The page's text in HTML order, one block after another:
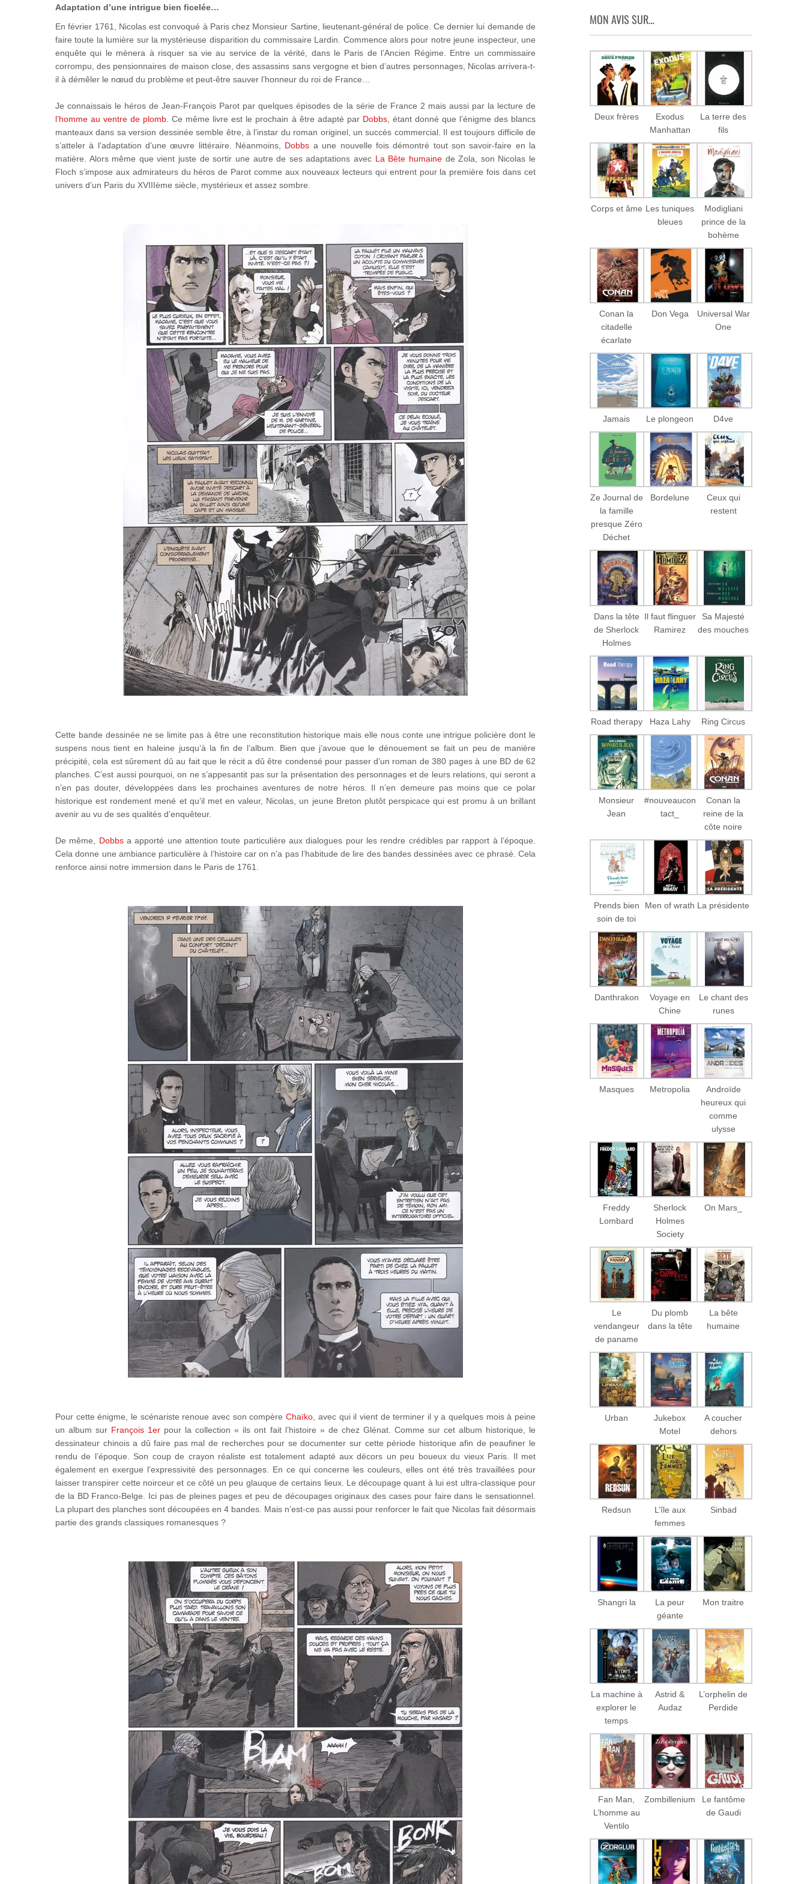
Adaptation d’une intrigue bien ficelée…
En février 1761, Nicolas est convoqué à Paris chez Monsieur Sartine, lieutenant-général de police. Ce dernier lui demande de
faire toute la lumière sur la mystérieuse disparition du commissaire Lardin. Commence alors pour notre jeune inspecteur, une
enquête qui le mènera à risquer sa vie au service de la vérité, dans le Paris de l’Ancien Régime. Entre un commissaire
corrompu, des pensionnaires de maison close, des assassins sans vergogne et bien d’autres personnages, Nicolas arrivera-t-
il à démêler le nœud du problème et peut-être sauver l’honneur du roi de France…
Je connaissais le héros de Jean-François Parot par quelques épisodes de la série de France 2 mais aussi par la lecture de
l’homme au ventre de plomb . Ce même livre est le prochain à être adapté par Dobbs, étant donné que l’énigme des blancs
manteaux dans sa version dessinée semble être, à l’instar du roman originel, un succès commercial. Il est toujours difficile de
s’atteler à l’adaptation d’une œuvre littéraire. Néanmoins, Dobbs a une nouvelle fois démontré tout son savoir-faire en la
matière. Alors même que vient juste de sortir une autre de ses adaptations avec La Bête humainede Zola, son Nicolas le
Floch s’impose aux admirateurs du héros de Parot comme aux nouveaux lecteurs qui entrent pour la première fois dans cet
univers d’un Paris du XVIIIème siècle, mystérieux et assez sombre.
Cette bande dessinée ne se limite pas à être une reconstitution historique mais elle nous conte une intrigue policière dont le
suspens nous tient en haleine jusqu’à la fin de l’album. Bien que j’avoue que le dénouement se fait un peu de manière
précipité, cela est sûrement dû au fait que le récit a dû être condensé pour passer d’un roman de 380 pages à une BD de 62
planches. C’est aussi pourquoi, on ne s’appesantit pas sur la présentation des personnages et de leurs relations, qui seront a
n’en pas douter, développées dans les prochaines aventures de notre héros. Il n’en demeure pas moins que ce polar
historique est rondement mené et qu’il met en valeur, Nicolas, un jeune Breton plutôt perspicace qui est promu à un brillant
avenir au vu de ses qualités d’enquêteur.
De même, Dobbsa apporté une attention toute particulière aux dialogues pour les rendre crédibles par rapport à l’époque.
Cela donne une ambiance particulière à l’histoire car on n’a pas l’habitude de lire des bandes dessinées avec ce phrasé. Cela
renforce ainsi notre immersion dans le Paris de 1761.
Pour cette énigme, le scénariste renoue avec son compèreChaïko , avec qui il vient de terminer il y a quelques mois à peine
un album sur François 1er pour la collection « ils ont fait l’histoire » de chez Glénat. Comme sur cet album historique, le
dessinateur chinois a dû faire pas mal de recherches pour se documenter sur cette période historique afin de peaufiner le
rendu de l’époque. Son coup de crayon réaliste est totalement adapté aux décors un peu boueux du vieux Paris. Il met
également en exergue l’expressivité des personnages. En ce qui concerne les couleurs, elles ont été très travaillées pour
laisser transpirer cette noirceur et ce côté un peu glauque de certains lieux. Le découpage quant à lui est ultra-classique pour
de la BD Franco-Belge. Ici pas de pleines pages et peu de découpages originaux des cases pour faire dans le sensationnel.
La plupart des planches sont découpées en 4 bandes. Mais n’est-ce pas aussi pour renforcer le fait que Nicolas fait désormais
partie des grands classiques romanesques ?
MON AVIS SUR…
Deux frères
Exodus
Manhattan
La terre des
fils
Corps et âme Les tuniques
bleues
Modigliani
prince de la
bohème
Conan la
citadelle
écarlate
Don Vega
Universal War
One
Jamais Le plongeon D4ve
Ze Journal de
la famille
presque Zéro
Déchet
Bordelune
Ceux qui
restent
Dans la tête
de Sherlock
Holmes
Il faut flinguer
Ramirez
Sa Majesté
des mouches
Road therapy Haza Lahy Ring Circus
Monsieur
Jean
#nouveaucon
tact_
Conan la
reine de la
côte noire
Prends bien
soin de toi
Men of wrath La présidente
Danthrakon
Voyage en
Chine
Le chant des
runes
Masques Metropolia
Androïde
heureux qui
comme
ulysse
Freddy
Lombard
Sherlock
Holmes
Society
On Mars_
Le
vendangeur
de paname
Du plomb
dans la tête
La bête
humaine
Urban
Jukebox
Motel
A coucher
dehors
Redsun
L’île aux
femmes
Sinbad
Shangri la
La peur
géante
Mon traitre
La machine à
explorer le
temps
Astrid &
Audaz
L’orphelin de
Perdide
Fan Man,
L’homme au
Ventilo
Zombillenium
Le fantôme
de Gaudi